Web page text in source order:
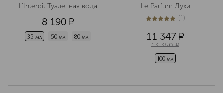
L'Interdit Туалетная вода
8 190 ¤
35 мл 50 мл 80 мл
Le Parfum Духи
5из 51 (1)
11 347 ¤
13 350 ¤
100 мл